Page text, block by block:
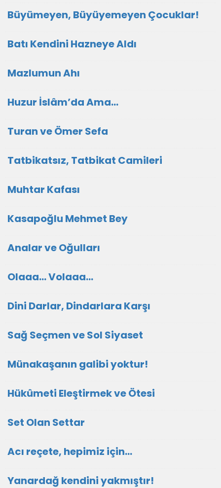
Büyümeyen, Büyüyemeyen Çocuklar!
Batı Kendini Hazneye Aldı
Mazlumun Ahı
Huzur İslâm’da Ama…
Turan ve Ömer Sefa
Tatbikatsız, Tatbikat Camileri
Muhtar Kafası
Kasapoğlu Mehmet Bey
Analar ve Oğulları
Olaaa... Volaaa...
Dini Darlar, Dindarlara Karşı
Sağ Seçmen ve Sol Siyaset
Münakaşanın galibi yoktur!
Hükûmeti Eleştirmek ve Ötesi
Set Olan Settar
Acı reçete, hepimiz için...
Yanardağ kendini yakmıştır!